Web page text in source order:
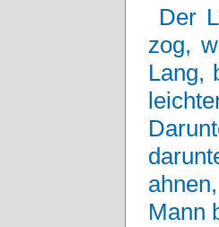
Der
zog,
Lang,
Mann